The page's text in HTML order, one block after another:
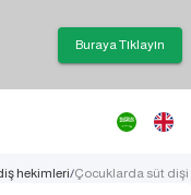
Buraya Tıklayın
hekimleri/Çocuklarda süt